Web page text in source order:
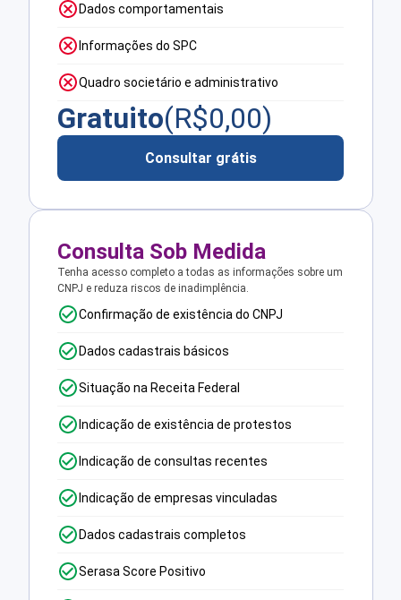
Dados comportamentais
Informações do SPC
Quadro societário e administrativo
Gratuito(R$0,00)
Consultar grátis
Consulta Sob Medida
Tenha acesso completo a todas as informações sobre um
CNPJ e reduza riscos de inadimplência.
Confirmação de existência do CNPJ
Dados cadastrais básicos
Situação na Receita Federal
Indicação de existência de protestos
Indicação de consultas recentes
Indicação de empresas vinculadas
Dados cadastrais completos
Serasa Score Positivo